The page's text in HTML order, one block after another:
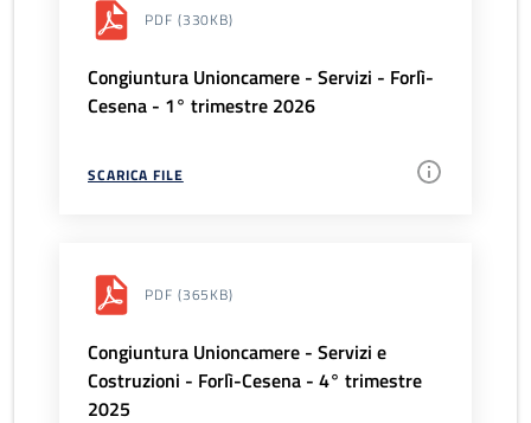
PDF (330KB)
Congiuntura Unioncamere - Servizi - Forlì-
Cesena - 1° trimestre 2026
SCARICA FILE
PDF (365KB)
Congiuntura Unioncamere - Servizi e
Costruzioni - Forlì-Cesena - 4° trimestre
2025